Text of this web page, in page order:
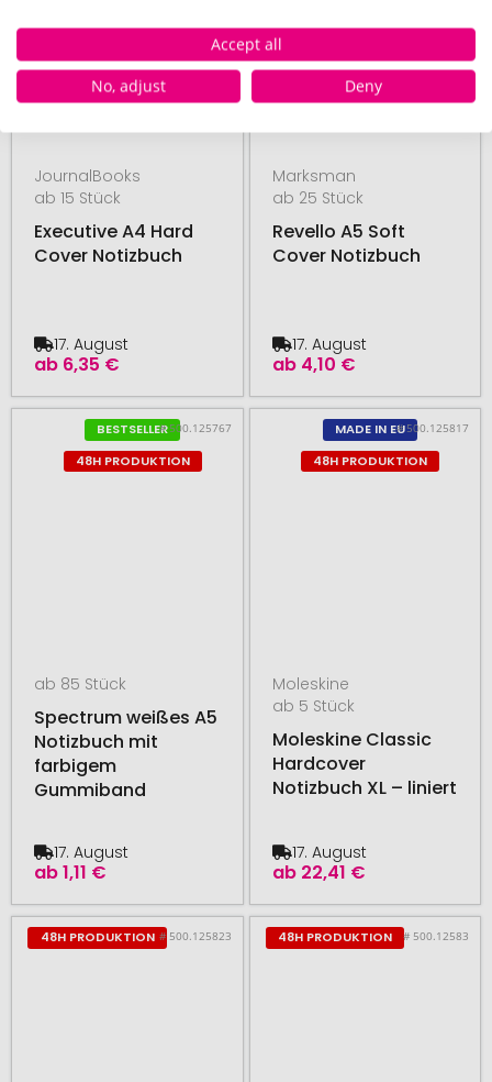
JournalBooks
ab 15 Stück
Executive A4 Hard
Cover Notizbuch
ab 6,35 €
17. August
Marksman
ab 25 Stück
Revello A5 Soft
Cover Notizbuch
ab 4,10 €
17. August
BESTSELLER
48H PRODUKTION
# 500.125767
ab 85 Stück
Spectrum weißes A5
Notizbuch mit
farbigem
Gummiband
ab1,11 €
17. August
MADE IN EU
48H PRODUKTION
# 500.125817
Moleskine
ab 5 Stück
Moleskine Classic
Hardcover
Notizbuch XL – liniert
ab 22,41 €
17. August
48H PRODUKTION # 500.125823 48H PRODUKTION # 500.12583
Accept all
No, adjust
Deny